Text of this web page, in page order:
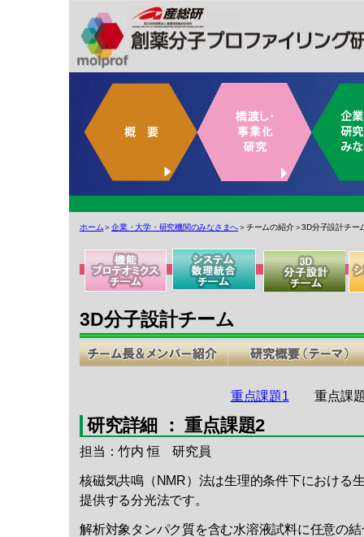
ホーム＞企業・大学・研究機関のみなさまへ＞チームの紹介＞3D分子設計チー
3D分子設計チーム
重点課題1 重点課
研究詳細 ： 重点課題2
担当：竹内 恒 研究員
核磁気共鳴（NMR）法は生理的条件下における
提供する分光法です。
解析対象タンパク質を含む水溶液試料に任意の